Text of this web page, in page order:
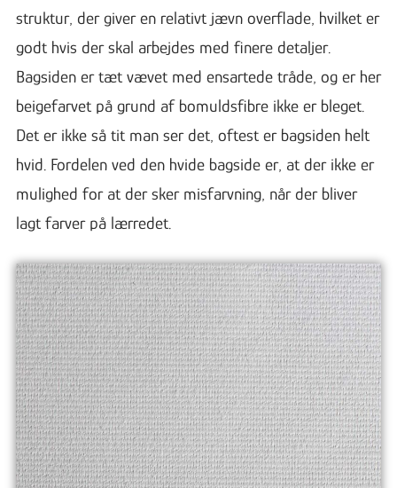
struktur, der giver en relativt jævn overflade, hvilket er
godt hvis der skal arbejdes med finere detaljer.
Bagsiden er tæt vævet med ensartede tråde, og er her
beigefarvet på grund af bomuldsfibre ikke er bleget.
Det er ikke så tit man ser det, oftest er bagsiden helt
hvid. Fordelen ved den hvide bagside er, at der ikke er
mulighed for at der sker misfarvning, når der bliver
lagt farver på lærredet.